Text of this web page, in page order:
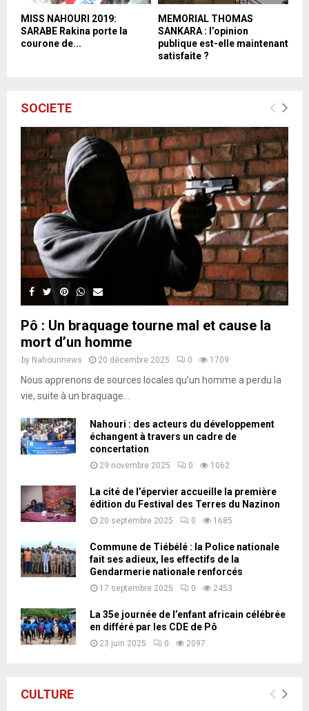
MISS NAHOURI 2019:
SARABE Rakina porte la
courone de...
MEMORIAL THOMAS
SANKARA : l’opinion
publique est-elle maintenant
satisfaite ?
SOCIETE
Pô : Un braquage tourne mal et cause la
mort d’un homme
by Nahourinews 20 décembre 2025 0 1709
Nous apprenons de sources locales qu’un homme a perdu la
vie, suite à un braquage...
Nahouri : des acteurs du développement
échangent à travers un cadre de
concertation
29 novembre 2025 0 1062
La cité de l’épervier accueille la première
édition du Festival des Terres du Nazinon
20 septembre 2025 0 1685
Commune de Tiébélé : la Police nationale
fait ses adieux, les effectifs de la
Gendarmerie nationale renforcés
17 septembre 2025 0 2453
La 35e journée de l’enfant africain célébrée
en différé par les CDE de Pô
23 juin 2025 0 2097
CULTURE